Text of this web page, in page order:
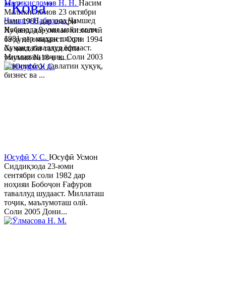
Ҷамшед НабизодаҶамшед
Набизода 9-уми майи соли
1981 дар шаҳри шаҳри
Хуҷанд таваллуд ёфтааст.
Миллаташ тоҷик. Соли 2003
Донишгоҳи давлатии ҳуқуқ,
бизнес ва ...
Маликисломов Н. Н. Насим
Маликисломов 23 октябри
соли 1986 дар шаҳри
Хуҷанд, дар оилаи хизматчӣ
ба дунё омадааст. Соли 1994
ба мактаби таҳсилоти
умумии №18-и ш...
Юсуфӣ У. C. Юсуфӣ Усмон
Сиддиқзода 23-юми
сентябри соли 1982 дар
ноҳияи Бобоҷон Ғафуров
таваллуд шудааст. Миллаташ
тоҷик, маълумоташ олӣ.
Соли 2005 Дони...
"Кова"